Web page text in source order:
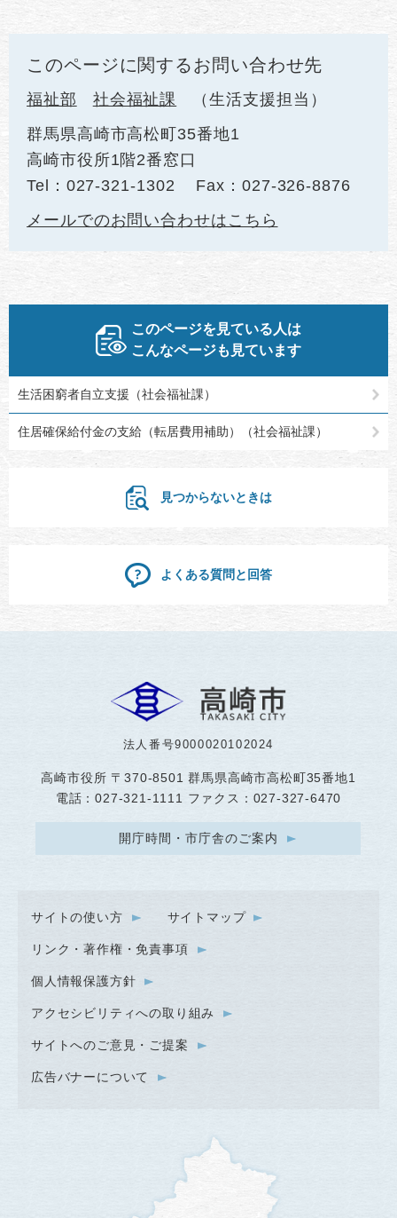
このページに関するお問い合わせ先
福祉部 社会福祉課
生活支援担当
群馬県高崎市高松町35番地1
高崎市役所1階2番窓口
Tel：027-321-1302
Fax：027-326-8876
メールでのお問い合わせはこちら
このページを見ている人は
こんなページも見ています
生活困窮者自立支援（社会福祉課）
住居確保給付金の支給（転居費用補助）（社会福祉課）
見つからないときは
よくある質問と回答
法人番号9000020102024
高崎市役所 〒370-8501 群馬県高崎市高松町35番地1
電話：027-321-1111 ファクス：027-327-6470
開庁時間・市庁舎のご案内
サイトの使い方 サイトマップ
リンク・著作権・免責事項
個人情報保護方針
アクセシビリティへの取り組み
サイトへのご意見・ご提案
広告バナーについて